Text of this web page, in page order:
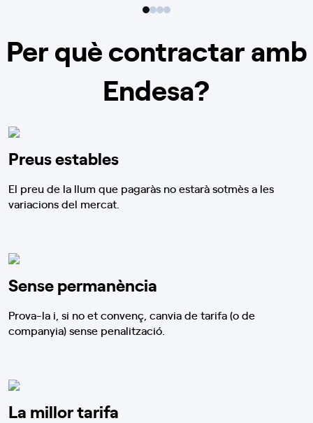
Per què contractar amb
Endesa?
Preus estables
El preu de la llum que pagaràs no estarà sotmès a les
variacions del mercat.
Sense permanència
Prova-la i, si no et convenç, canvia de tarifa (o de
companyia) sense penalització.
La millor tarifa